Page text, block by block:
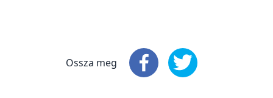
Ossza meg Ossza meg: Facebook
Ossza meg